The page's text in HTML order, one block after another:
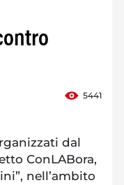
5441
dal
ConLABora,
nell’ambito